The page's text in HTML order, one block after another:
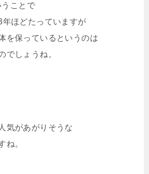
ことで
ほどたっていますが
を保っているというのは
でしょうね。
気があがりそうな
ね。